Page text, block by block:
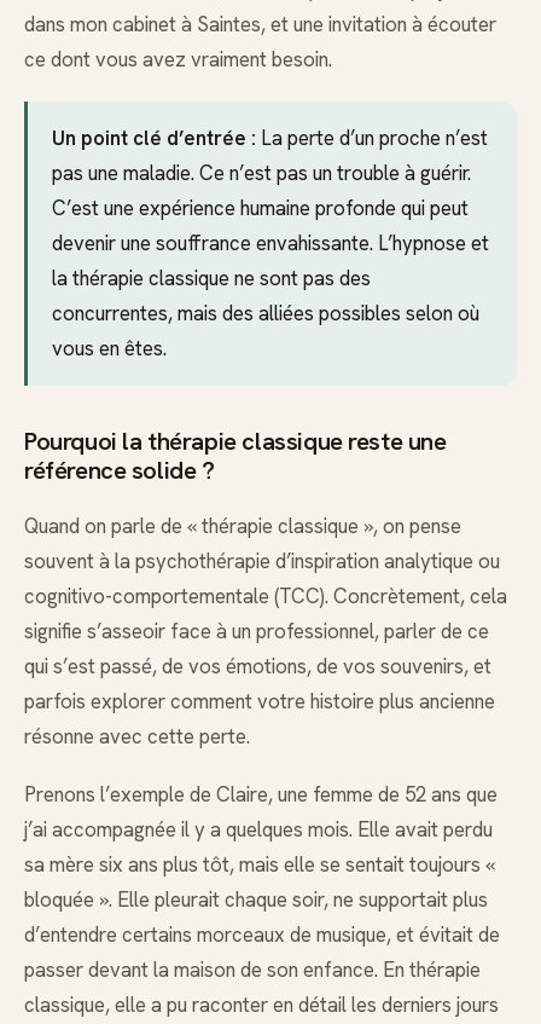
dans mon cabinet à Saintes, et une invitation à écouter
ce dont vous avez vraiment besoin.
Un point clé d’entrée : La perte d’un proche n’est
pas une maladie. Ce n’est pas un trouble à guérir.
C’est une expérience humaine profonde qui peut
devenir une souffrance envahissante. L’hypnose et
la thérapie classique ne sont pas des
concurrentes, mais des alliées possibles selon où
vous en êtes.
Pourquoi la thérapie classique reste une
référence solide ?
Quand on parle de « thérapie classique », on pense
souvent à la psychothérapie d’inspiration analytique ou
cognitivo-comportementale (TCC). Concrètement, cela
signifie s’asseoir face à un professionnel, parler de ce
qui s’est passé, de vos émotions, de vos souvenirs, et
parfois explorer comment votre histoire plus ancienne
résonne avec cette perte.
Prenons l’exemple de Claire, une femme de 52 ans que
j’ai accompagnée il y a quelques mois. Elle avait perdu
sa mère six ans plus tôt, mais elle se sentait toujours «
bloquée ». Elle pleurait chaque soir, ne supportait plus
d’entendre certains morceaux de musique, et évitait de
passer devant la maison de son enfance. En thérapie
classique, elle a pu raconter en détail les derniers jours